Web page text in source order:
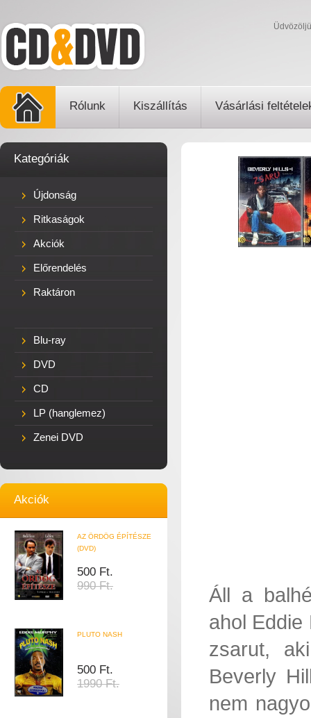
Rólunk Kiszállítás Vásárlási
Kategóriák
Újdonság
Ritkaságok
Akciók
Előrendelés
Raktáron
Blu-ray
DVD
CD
LP (hanglemez)
Zenei DVD
Akciók
AZ ÖRDÖG ÉPÍTÉSZE
(DVD)
500 Ft.
990 Ft.
PLUTO NASH
500 Ft.
1990 Ft.
Áll a
ahol Eddie
zsarut,
Beverly
nem